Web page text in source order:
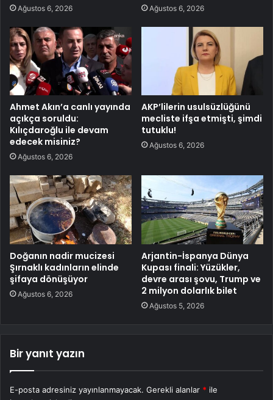
Ağustos 6, 2026 Ağustos 6, 2026
Ahmet Akın’a canlı yayında
açıkça soruldu:
Kılıçdaroğlu ile devam
edecek misiniz?
Ağustos 6, 2026
AKP’lilerin usulsüzlüğünü
mecliste ifşa etmişti, şimdi
tutuklu!
Ağustos 6, 2026
Doğanın nadir mucizesi
Şırnaklı kadınların elinde
şifaya dönüşüyor
Ağustos 6, 2026
Arjantin-İspanya Dünya
Kupası finali: Yüzükler,
devre arası şovu, Trump ve
2 milyon dolarlık bilet
Ağustos 5, 2026
Bir yanıt yazın
E-posta adresiniz yayınlanmayacak. Gerekli alanlar * ile